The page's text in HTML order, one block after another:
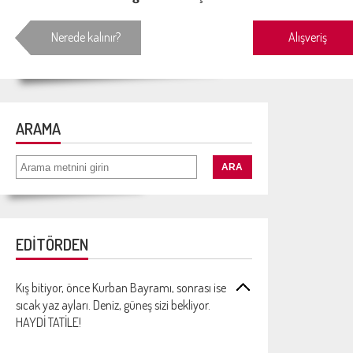
Nerede kalınır? Alışveriş
ARAMA
EDİTÖRDEN
Kış bitiyor, önce Kurban Bayramı, sonrası ise
sıcak yaz ayları. Deniz, güneş sizi bekliyor.
HAYDİ TATİLE!